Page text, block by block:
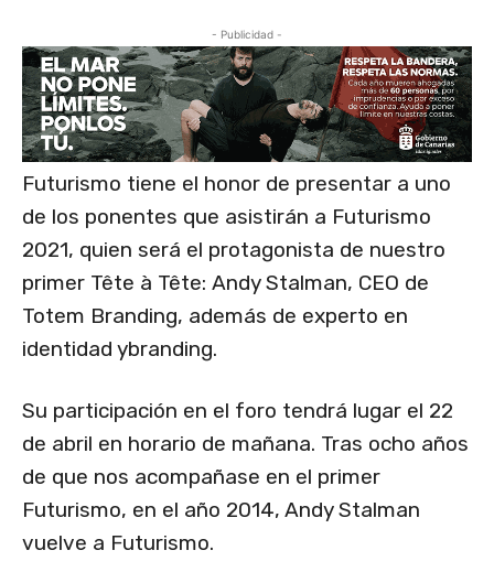
- Publicidad -
Futurismo tiene el honor de presentar a uno
de los ponentes que asistirán a Futurismo
2021, quien será el protagonista de nuestro
primer Tête à Tête: Andy Stalman, CEO de
Totem Branding, además de experto en
identidad ybranding.
Su participación en el foro tendrá lugar el 22
de abril en horario de mañana. Tras ocho años
de que nos acompañase en el primer
Futurismo, en el año 2014, Andy Stalman
vuelve a Futurismo.